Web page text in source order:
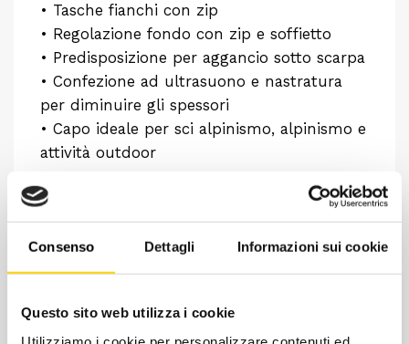
Consenso Dettagli Informazioni sui cookie
Questo sito web utilizza i cookie
• Tasche fianchi con zip
• Regolazione fondo con zip e soffietto
• Predisposizione per aggancio sotto scarpa
• Confezione ad ultrasuono e nastratura
per diminuire gli spessori
• Capo ideale per sci alpinismo, alpinismo e
attività outdoor